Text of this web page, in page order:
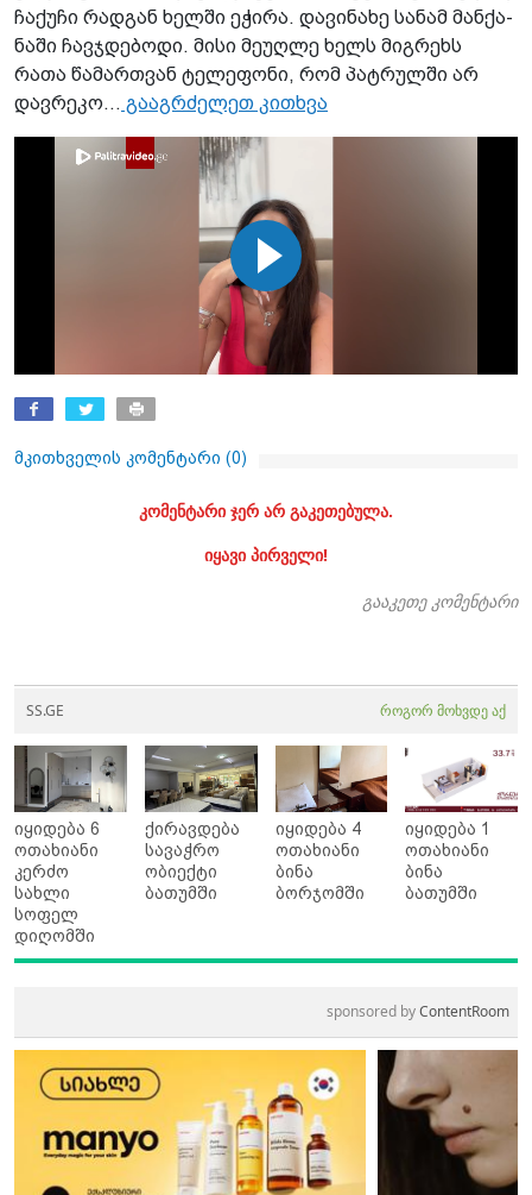
ჩა­ქუ­ჩი რად­გან ხელ­ში ეჭი­რა. და­ვი­ნა­ხე სა­ნამ მან­ქა­
ნა­ში ჩავ­ჯდე­ბო­დი. მისი მე­უღ­ლე ხელს მიგ­რეხს
რათა წა­მარ­თვან ტე­ლე­ფო­ნი, რომ პატ­რულ­ში არ
დავრე­კო… გააგრძელეთ კითხვა
მკითხველის კომენტარი (0)
კომენტარი ჯერ არ გაკეთებულა.
იყავი პირველი!
გააკეთე კომენტარი
SS.GE როგორ მოხვდე აქ
იყიდება 6
ოთახიანი
კერძო
სახლი
სოფელ
დიღომში
ქირავდება
სავაჭრო
ობიექტი
ბათუმში
იყიდება 4
ოთახიანი
ბინა
ბორჯომში
იყიდება 1
ოთახიანი
ბინა
ბათუმში
sponsored byContentRoom